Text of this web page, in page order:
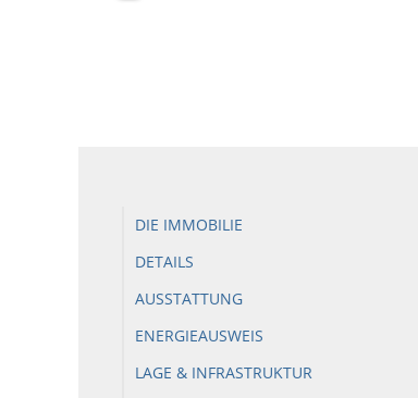
DIE IMMOBILIE
DETAILS
AUSSTATTUNG
ENERGIEAUSWEIS
LAGE & INFRASTRUKTUR